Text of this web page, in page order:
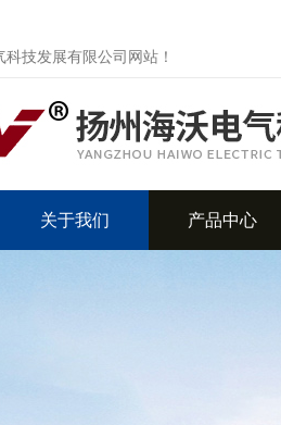
技发展有限公司网站！
关于我们 产品中心